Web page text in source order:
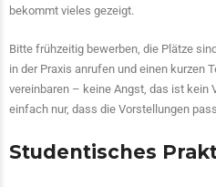
bekommt vieles gezeigt.
Bitte frühzeitig bewerben, die Plätze
in der Praxis anrufen und einen kurzen
vereinbaren – keine Angst, das ist kein
einfach nur, dass die Vorstellungen
Studentisches